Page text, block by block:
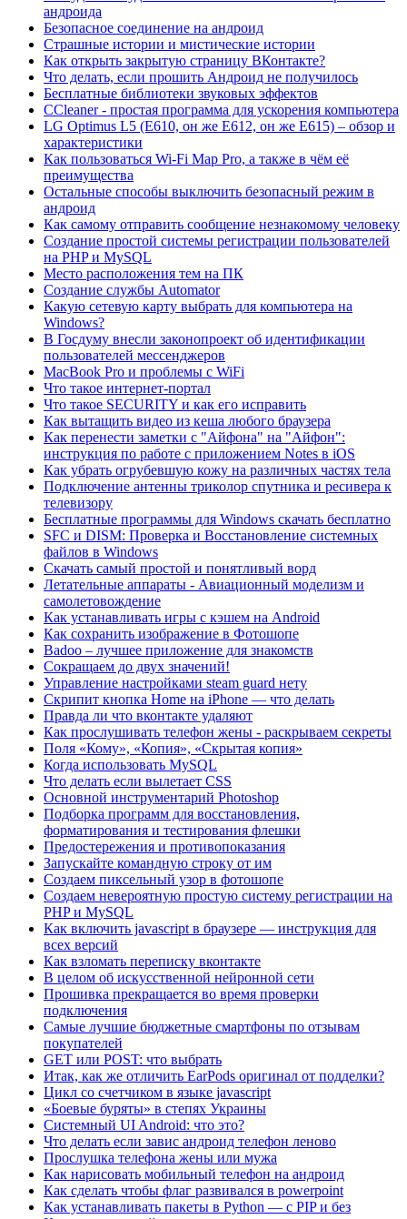
андроида
Безопасное соединение на андроид
Страшные истории и мистические истории
Как открыть закрытую страницу ВКонтакте?
Что делать, если прошить Андроид не получилось
Бесплатные библиотеки звуковых эффектов
CCleaner - простая программа для ускорения компьютера
LG Optimus L5 (E610, он же E612, он же E615) – обзор и
характеристики
Как пользоваться Wi-Fi Map Pro, а также в чём её
преимущества
Остальные способы выключить безопасный режим в
андроид
Как самому отправить сообщение незнакомому человеку
Создание простой системы регистрации пользователей
на PHP и MySQL
Место расположения тем на ПК
Создание службы Automator
Какую сетевую карту выбрать для компьютера на
Windows?
В Госдуму внесли законопроект об идентификации
пользователей мессенджеров
MacBook Pro и проблемы с WiFi
Что такое интернет-портал
Что такое SECURITY и как его исправить
Как вытащить видео из кеша любого браузера
Как перенести заметки с "Айфона" на "Айфон":
инструкция по работе с приложением Notes в iOS
Как убрать огрубевшую кожу на различных частях тела
Подключение антенны триколор спутника и ресивера к
телевизору
Бесплатные программы для Windows скачать бесплатно
SFC и DISM: Проверка и Восстановление системных
файлов в Windows
Скачать самый простой и понятливый ворд
Летательные аппараты - Авиационный моделизм и
самолетовождение
Как устанавливать игры с кэшем на Android
Как сохранить изображение в Фотошопе
Badoo – лучшее приложение для знакомств
Сокращаем до двух значений!
Управление настройками steam guard нету
Скрипит кнопка Home на iPhone — что делать
Правда ли что вконтакте удаляют
Как прослушивать телефон жены - раскрываем секреты
Поля «Кому», «Копия», «Скрытая копия»
Когда использовать MySQL
Что делать если вылетает CSS
Основной инструментарий Photoshop
Подборка программ для восстановления,
форматирования и тестирования флешки
Предостережения и противопоказания
Запускайте командную строку от им
Создаем пиксельный узор в фотошопе
Создаем невероятную простую систему регистрации на
PHP и MySQL
Как включить javascript в браузере — инструкция для
всех версий
Как взломать переписку вконтакте
В целом об искусственной нейронной сети
Прошивка прекращается во время проверки
подключения
Самые лучшие бюджетные смартфоны по отзывам
покупателей
GET или POST: что выбрать
Итак, как же отличить EarPods оригинал от подделки?
Цикл со счетчиком в языке javascript
«Боевые буряты» в степях Украины
Системный UI Android: что это?
Что делать если завис андроид телефон леново
Прослушка телефона жены или мужа
Как нарисовать мобильный телефон на андроид
Как сделать чтобы флаг развивался в powerpoint
Как устанавливать пакеты в Python — с PIP и без